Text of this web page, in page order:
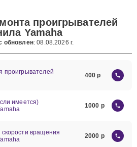
проигрывателей
Yamaha
обновлен: 08.08.2026 г.
проигрывателей
400
имеется)
1000
вращения
2000